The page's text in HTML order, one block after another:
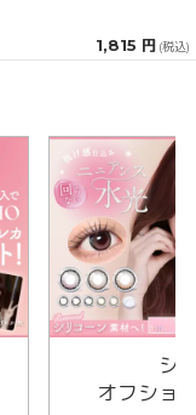
1,815 円 (税込)
シ
オフショ